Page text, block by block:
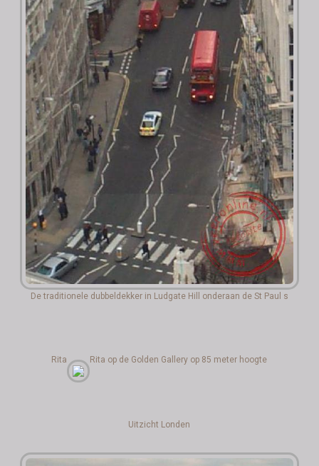
De traditionele dubbeldekker in Ludgate Hill onderaan de St Paul s
Rita Rita op de Golden Gallery op 85 meter hoogte
Uitzicht Londen